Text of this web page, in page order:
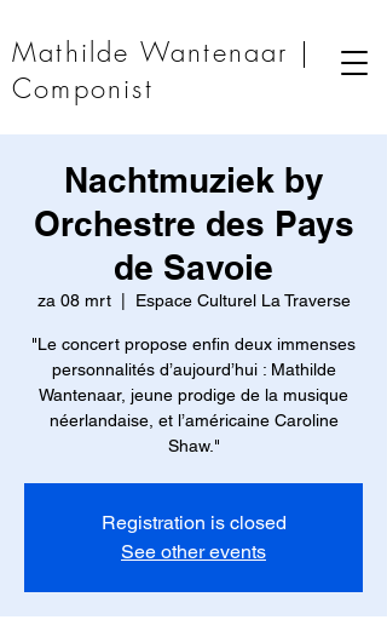
Mathilde Wantenaar |
Componist
Nachtmuziek by
Orchestre des Pays
de Savoie
za 08 mrt
  |
Espace Culturel La Traverse
"Le concert propose enfin deux immenses
personnalités d’aujourd’hui : Mathilde
Wantenaar, jeune prodige de la musique
néerlandaise, et l’américaine Caroline
Shaw."
Registration is closed
See other events